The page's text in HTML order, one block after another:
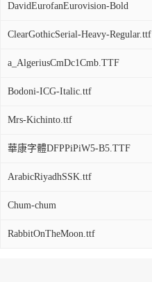
DavidEurofanEurovision-Bold
ClearGothicSerial-Heavy-Regular.ttf
a_AlgeriusCmDc1Cmb.TTF
Bodoni-ICG-Italic.ttf
Mrs-Kichinto.ttf
華康字體DFPPiPiW5-B5.TTF
ArabicRiyadhSSK.ttf
Chum-chum
RabbitOnTheMoon.ttf